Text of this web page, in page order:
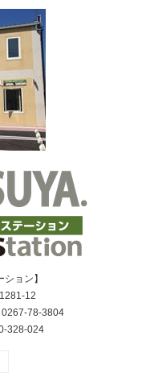
ョン】
12
0267-78-3804
328-024